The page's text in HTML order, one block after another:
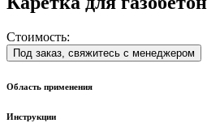
Стоимость:
Под заказ, свяжитесь с менеджером
Область применения
Инструкции